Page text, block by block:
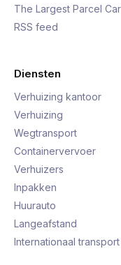
The Largest Parcel
RSS feed
Diensten
Verhuizing kantoor
Verhuizing
Wegtransport
Containervervoer
Verhuizers
Inpakken
Huurauto
Langeafstand
Internationaal transport